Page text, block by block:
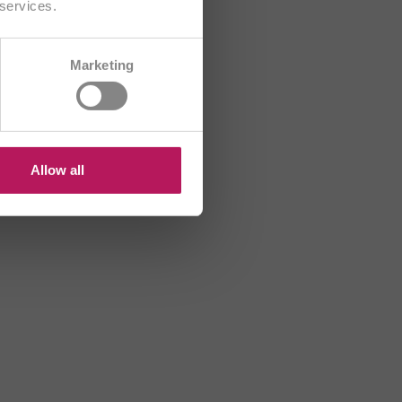
Marketing
Allow all
CH/FR
HR
US